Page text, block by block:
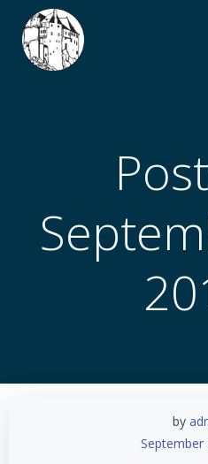
by
September